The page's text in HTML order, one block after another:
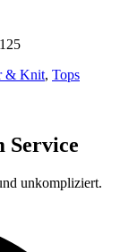
& Knit, Tops
Service
unkompliziert.